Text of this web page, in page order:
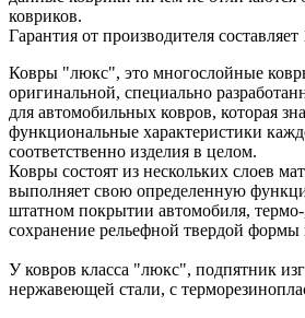
ковриков.
Гарантия от производителя составляет
Ковры "люкс", это многослойные
оригинальной, специально
для автомобильных ковров, которая
функциональные характеристики
соответственно изделия в целом.
Ковры состоят из нескольких слоев
выполняет свою определенную
штатном покрытии автомобиля, термо-
сохранение рельефной твердой формы
У ковров класса "люкс", подпятник
нержавеющей стали, с